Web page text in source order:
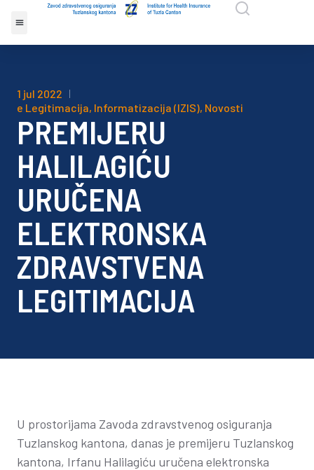
1 jul 2022
e Legitimacija, Informatizacija (IZIS), Novosti
PREMIJERU
HALILAGIĆU
URUČENA
ELEKTRONSKA
ZDRAVSTVENA
LEGITIMACIJA
U prostorijama Zavoda zdravstvenog osiguranja
Tuzlanskog kantona, danas je premijeru Tuzlanskog
kantona, Irfanu Halilagiću uručena elektronska